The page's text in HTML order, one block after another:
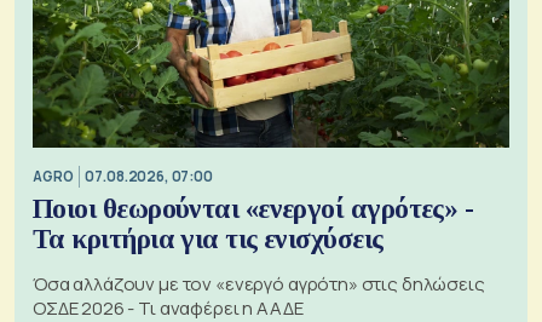
AGRO 07.08.2026, 07:00
Ποιοι θεωρούνται «ενεργοί αγρότες» -
Τα κριτήρια για τις ενισχύσεις
Όσα αλλάζουν με τον «ενεργό αγρότη» στις δηλώσεις
ΟΣΔΕ 2026 - Τι αναφέρει η ΑΑΔΕ